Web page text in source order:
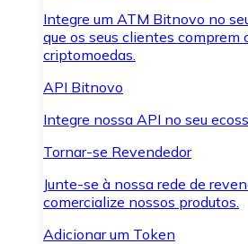
Integre um ATM Bitnovo no
que os seus clientes comprem
criptomoedas.
API Bitnovo
Integre nossa API no seu
Tornar-se Revendedor
Junte-se à nossa rede de
comercialize nossos produtos.
Adicionar um Token